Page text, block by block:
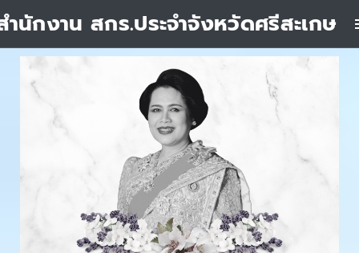
ำนักงาน สกร.ประจำจังหวัดศรีสะเกษ